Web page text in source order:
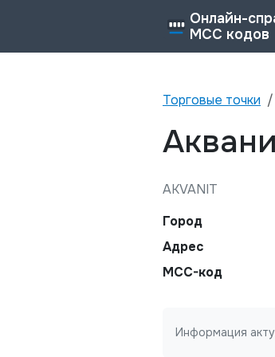
Онлайн-
MCC кодов
Торговые точки
AKVANIT
Город
Адрес
MCC-код
Не заполняйте
Информация